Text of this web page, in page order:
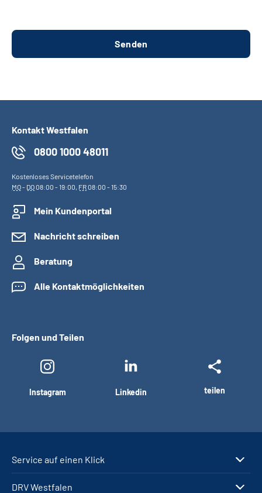
Kontakt Westfalen
0800 1000 48011
Kostenloses Servicetelefon
MO- DO08:00 - 19:00, FR08:00 - 15:30
Mein Kundenportal
Nachricht schreiben
Beratung
Alle Kontaktmöglichkeiten
Folgen und Teilen
Instagram Linkedin teilen
Service auf einen Klick
DRV Westfalen